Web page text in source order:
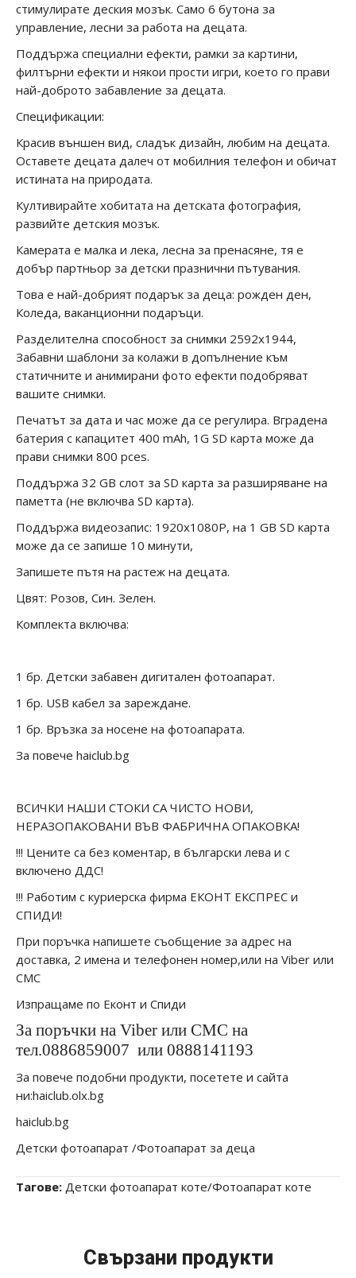
стимулирате деския мозък. Само 6 бутона за
управление, лесни за работа на децата.
Поддържа специални ефекти, рамки за картини,
филтърни ефекти и някои прости игри, което го прави
най-доброто забавление за децата.
Спецификации:
Красив външен вид, сладък дизайн, любим на децата.
Оставете децата далеч от мобилния телефон и обичат
истината на природата.
Култивирайте хобитата на детската фотография,
развийте детския мозък.
Камерата е малка и лека, лесна за пренасяне, тя е
добър партньор за детски празнични пътувания.
Това е най-добрият подарък за деца: рожден ден,
Коледа, ваканционни подаръци.
Разделителна способност за снимки 2592x1944,
Забавни шаблони за колажи в допълнение към
статичните и анимирани фото ефекти подобряват
вашите снимки.
Печатът за дата и час може да се регулира. Вградена
батерия с капацитет 400 mAh, 1G SD карта може да
прави снимки 800 pces.
Поддържа 32 GВ слот за SD карта за разширяване на
паметта (не включва SD карта).
Поддържа видеозапис: 1920x1080P, на 1 GB SD карта
може да се запише 10 минути,
Запишете пътя на растеж на децата.
Цвят: Розов, Син. Зелен.
Комплекта включва:
1 бр. Детски забавен дигитален фотоапарат.
1 бр. USB кабел за зареждане.
1 бр. Връзка за носене на фотоапарата.
За повече haiclub.bg
ВСИЧКИ НАШИ СТОКИ СА ЧИСТО НОВИ,
НЕРАЗОПАКОВАНИ ВЪВ ФАБРИЧНА ОПАКОВКА!
!!! Цените са без коментар, в български лева и с
включено ДДС!
!!! Работим с куриерска фирма ЕКОНТ ЕКСПРЕС и
СПИДИ!
При поръчка напишете съобщение за адрес на
доставка, 2 имена и телефонен номер,или на Viber или
СМС
Изпращаме по Еконт и Спиди
За поръчки на Viber или СМС на
тел.0886859007 или 0888141193
За повече подобни продукти, посетете и сайта
ни:haiclub.olx.bg
haiclub.bg
Детски фотоапарат /Фотоапарат за деца
Тагове: Детски фотоапарат коте/Фотоапарат коте
Свързани продукти